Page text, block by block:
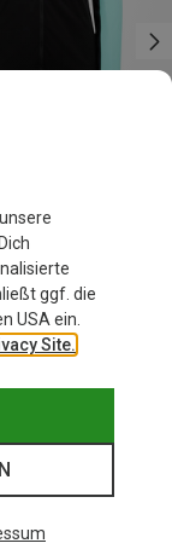
ggf. die
USA ein.
Site.